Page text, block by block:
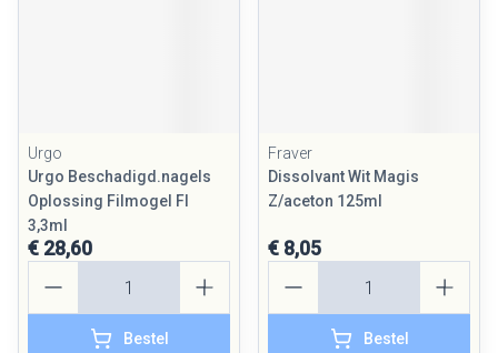
Urgo
Urgo Beschadigd.nagels
Oplossing Filmogel Fl
3,3ml
€ 28,60
Bestel
Fraver
Dissolvant Wit Magis
Z/aceton 125ml
€ 8,05
Bestel